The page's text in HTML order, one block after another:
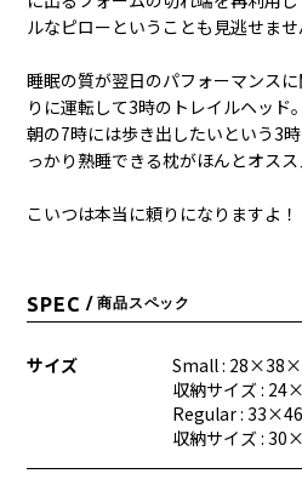
ルなピローということも見逃せませ
睡眠の質が翌日のパフォーマンス
りに運転して3時のトレイルヘッド。
朝の7時には歩き出したいという3
っかり熟睡できる枕がほんとオスス
こいつは本当に頼りになりますよ！
SPEC / 商品スペック
サイズ
Small :
収納サイズ :
Regular :
収納サイズ :